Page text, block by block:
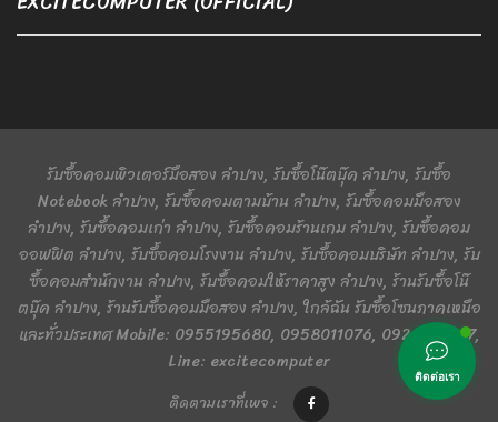
รับซื้อคอมพิวเตอร์มือสอง ลำปาง, รับซื้อโน๊ตบุ๊ค ลำปาง, รับซื้อ
Notebook ลำปาง, รับซื้อคอมตามบ้าน ลำปาง, รับซื้อคอมมือสอง
ลำปาง, รับซื้อคอมเก่า ลำปาง, รับซื้อคอมร้านเกม ลำปาง, รับซื้อคอม
ออฟฟิต ลำปาง, รับซื้อคอมโรงงาน ลำปาง, รับซื้อคอมบริษัท ลำปาง, รับ
ซื้อคอมสำนักงาน ลำปาง, รับซื้อคอมให้ราคาสูง ลำปาง, ร้านรับซื้อโน๊
ตบุ๊ค ลำปาง, ร้านรับซื้อคอมมือสอง ลำปาง, ใกล้ฉัน รับซื้อโซนภาคเหนือ
และทั่วประเทศ Mobile: 0955195680, 0958011076, 0924401367,
Line: excitecomputer
ติดตามเราที่เพจ :
ติดต่อเรา